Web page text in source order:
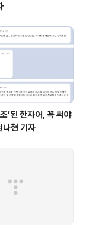
’된 한자어, 꼭 써야
현 기자